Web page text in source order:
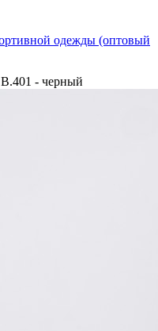
одежды (оптовый
- черный